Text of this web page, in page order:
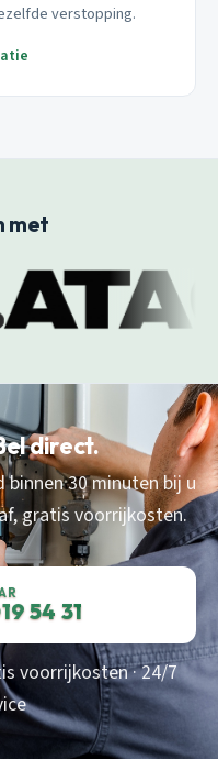
verstopping.
met
direct.
30 minuten bij u
gratis voorrijkosten.
54 31
voorrijkosten · 24/7